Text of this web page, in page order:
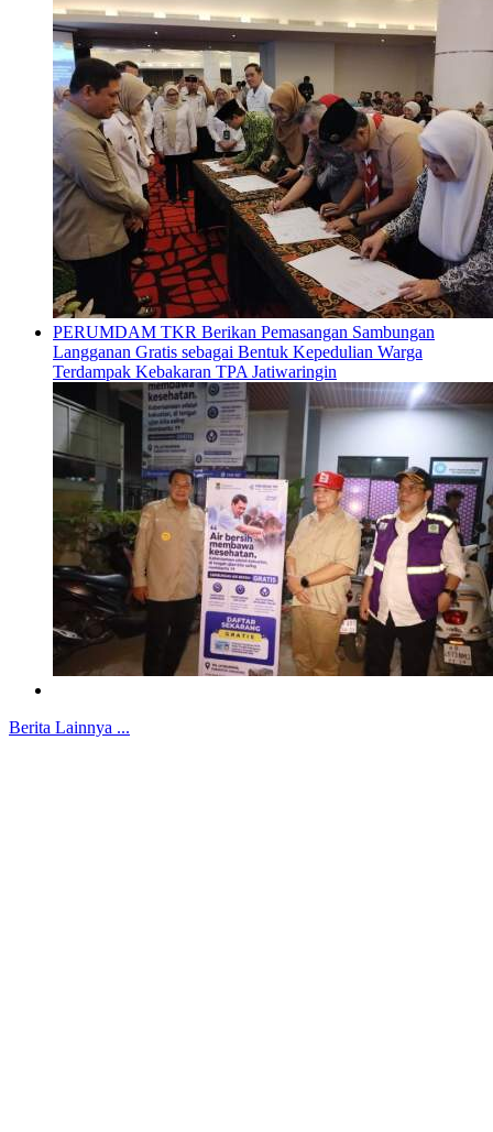
PERUMDAM TKR Berikan Pemasangan Sambungan
Langganan Gratis sebagai Bentuk Kepedulian Warga
Terdampak Kebakaran TPA Jatiwaringin
Berita Lainnya ...